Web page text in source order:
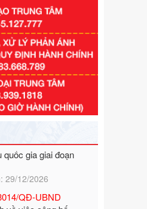
2025/NĐ-CP
351/2025/NĐ-CP
Quy định chuẩn
quốc gia giai đoạn
12/2026
QĐ-UBND
về việc công bố
hành chính ban
bổ sung trong lĩnh